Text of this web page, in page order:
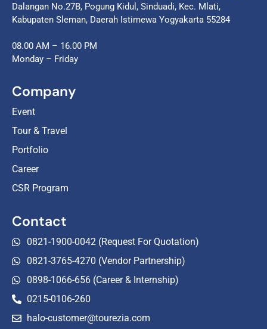
Dalangan No.27B, Pogung Kidul, Sinduadi, Kec. Mlati,
Kabupaten Sleman, Daerah Istimewa Yogyakarta 55284
08.00 AM – 16.00 PM
Monday – Friday
Company
Event
Tour & Travel
Portfolio
Career
CSR Program
Contact
0821-1900-0042 (Request For Quotation)
0821-3765-4270 (Vendor Partnership)
0898-1066-656 (Career & Internship)
0215-0106-260
halo-customer@tourezia.com